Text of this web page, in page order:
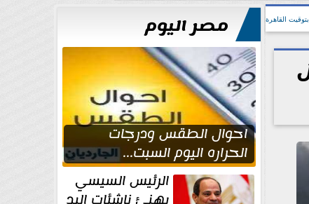
بتوقيت القاهرة مصر اليوم
احوال الطقس ودرجات
الحراره اليوم السبت...
العظمى في القاهره 36
درجة الرئيس السيسي